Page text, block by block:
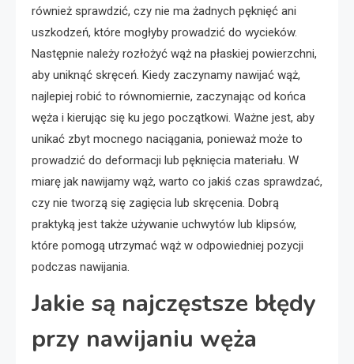
również sprawdzić, czy nie ma żadnych pęknięć ani
uszkodzeń, które mogłyby prowadzić do wycieków.
Następnie należy rozłożyć wąż na płaskiej powierzchni,
aby uniknąć skręceń. Kiedy zaczynamy nawijać wąż,
najlepiej robić to równomiernie, zaczynając od końca
węża i kierując się ku jego początkowi. Ważne jest, aby
unikać zbyt mocnego naciągania, ponieważ może to
prowadzić do deformacji lub pęknięcia materiału. W
miarę jak nawijamy wąż, warto co jakiś czas sprawdzać,
czy nie tworzą się zagięcia lub skręcenia. Dobrą
praktyką jest także używanie uchwytów lub klipsów,
które pomogą utrzymać wąż w odpowiedniej pozycji
podczas nawijania.
Jakie są najczęstsze błędy
przy nawijaniu węża